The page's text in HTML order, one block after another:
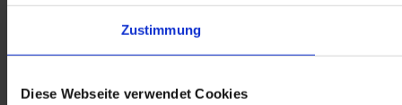
Zustimmung
Diese Webseite verwendet Cookies